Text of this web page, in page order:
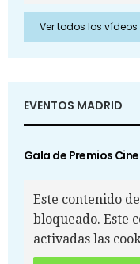
Ver todos los vídeos
EVENTOS MADRID
Gala de Premios
Este contenido
bloqueado. Este
activadas las